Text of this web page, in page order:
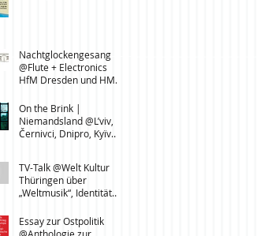
Nachtglockengesang
@Flute + Electronics
HfM Dresden und HMT
On the Brink |
Niemandsland @L’viv,
Černivci, Dnipro, Kyïv
TV-Talk @Welt Kultur
Thüringen über
„Weltmusik“, Identität
Lehrstuhl für
Transcultural Music
Essay zur Ostpolitik
@Anthologie zur